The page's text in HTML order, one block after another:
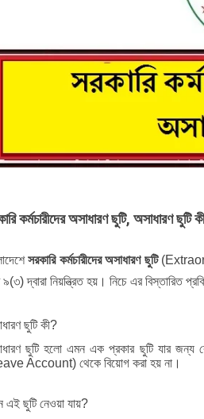
কর্মচারীদের অসাধারণ ছুটি, অসাধারণ ছুটি
সরকারি কর্মচারীদের অসাধারণ ছুটি
৯(৩) দ্বারা নিয়ন্ত্রিত হয়। নিচে এর বিস্তারিত
ছুটি কী?
ছুটি হলো এমন এক প্রকার ছুটি যার জন্য
Account) থেকে বিয়োগ করা হয় না।
এই ছুটি নেওয়া যায়?